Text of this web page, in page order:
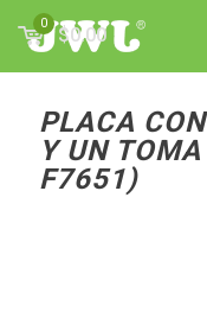
0
$0.00
PLACA
Y UN
F7651)